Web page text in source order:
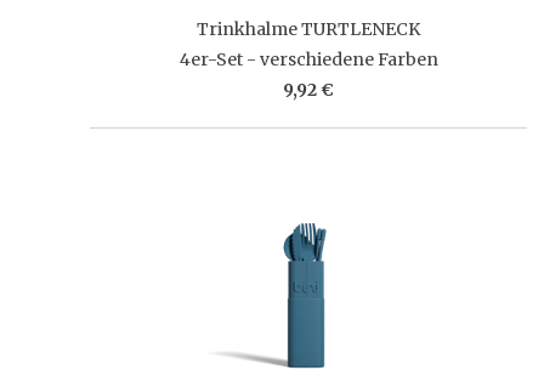
Trinkhalme TURTLENECK
4er-Set - verschiedene Farben
9,92 €